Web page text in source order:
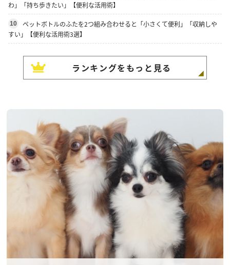
わ」「持ち歩きたい」【便利な活用術】
10
ペットボトルのふたを2つ組み合わせると「小さくて便利」「収納しや
すい」【便利な活用術3選】
ランキングをもっと見る